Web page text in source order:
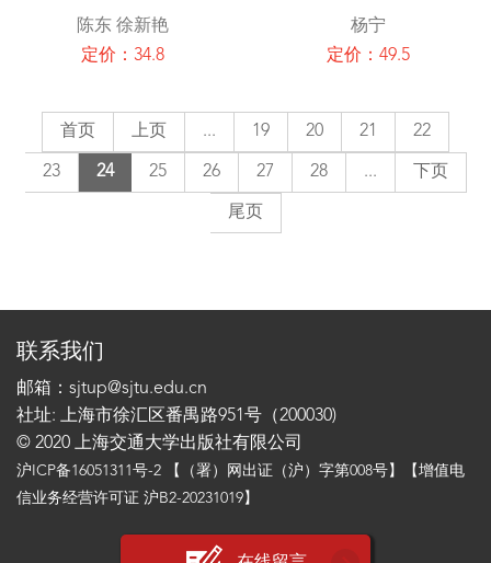
陈东 徐新艳
定价：34.8
杨宁
定价：49.5
首页 上页 ... 19 20 21 22
23 24 25 26 27 28 ... 下页
尾页
联系我们
邮箱：sjtup@sjtu.edu.cn
社址: 上海市徐汇区番禺路951号（200030)
© 2020 上海交通大学出版社有限公司
沪ICP备16051311号-2 【（署）网出证（沪）字第008号】【增值电
信业务经营许可证 沪B2-20231019】